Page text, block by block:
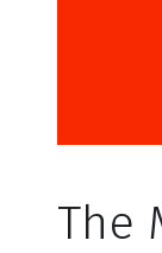
The